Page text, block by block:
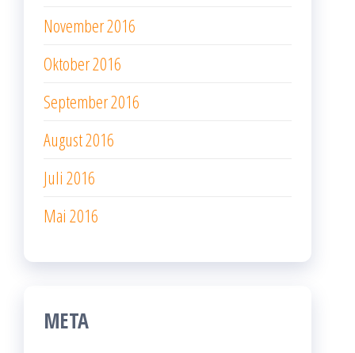
November 2016
Oktober 2016
September 2016
August 2016
Juli 2016
Mai 2016
META